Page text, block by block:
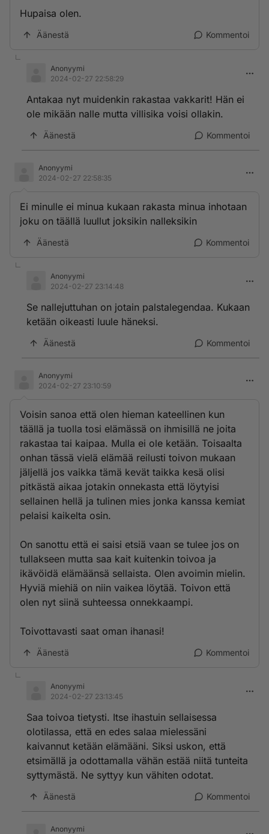
Hupaisa olen.
Äänestä Kommentoi
Anonyymi
2024-02-27 22:58:29
Antakaa nyt muidenkin rakastaa vakkarit! Hän ei
ole mikään nalle mutta villisika voisi ollakin.
Äänestä Kommentoi
Anonyymi
2024-02-27 22:58:35
Ei minulle ei minua kukaan rakasta minua inhotaan
joku on täällä luullut joksikin nalleksikin
Äänestä Kommentoi
Anonyymi
2024-02-27 23:14:48
Se nallejuttuhan on jotain palstalegendaa. Kukaan
ketään oikeasti luule häneksi.
Äänestä Kommentoi
Anonyymi
2024-02-27 23:10:59
Voisin sanoa että olen hieman kateellinen kun
täällä ja tuolla tosi elämässä on ihmisillä ne joita
rakastaa tai kaipaa. Mulla ei ole ketään. Toisaalta
onhan tässä vielä elämää reilusti toivon mukaan
jäljellä jos vaikka tämä kevät taikka kesä olisi
pitkästä aikaa jotakin onnekasta että löytyisi
sellainen hellä ja tulinen mies jonka kanssa kemiat
pelaisi kaikelta osin.
On sanottu että ei saisi etsiä vaan se tulee jos on
tullakseen mutta saa kait kuitenkin toivoa ja
ikävöidä elämäänsä sellaista. Olen avoimin mielin.
Hyviä miehiä on niin vaikea löytää. Toivon että
olen nyt siinä suhteessa onnekkaampi.
Toivottavasti saat oman ihanasi!
Äänestä Kommentoi
Anonyymi
2024-02-27 23:13:45
Saa toivoa tietysti. Itse ihastuin sellaisessa
olotilassa, että en edes salaa mielessäni
kaivannut ketään elämääni. Siksi uskon, että
etsimällä ja odottamalla vähän estää niitä tunteita
syttymästä. Ne syttyy kun vähiten odotat.
Äänestä Kommentoi
Anonyymi